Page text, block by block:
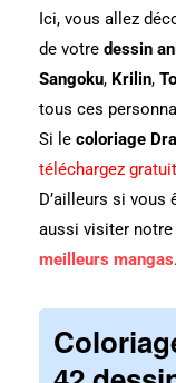
Ici, vous allez
de votre dessin
Sangoku, Krilin,
tous ces
Si le coloriage
téléchargez
D’ailleurs si vous
aussi visiter
meilleurs mangas.